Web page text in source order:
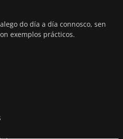
do día a día connosco, sen
exemplos prácticos.